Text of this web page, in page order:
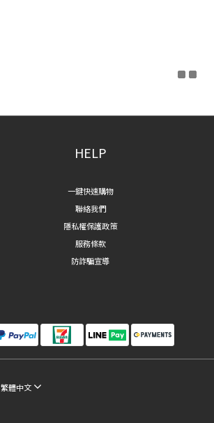
HELP
一鍵快速購物
聯絡我們
隱私權保護政策
服務條款
防詐騙宣導
繁體中文